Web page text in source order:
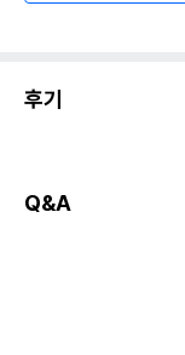
후기
Q&A